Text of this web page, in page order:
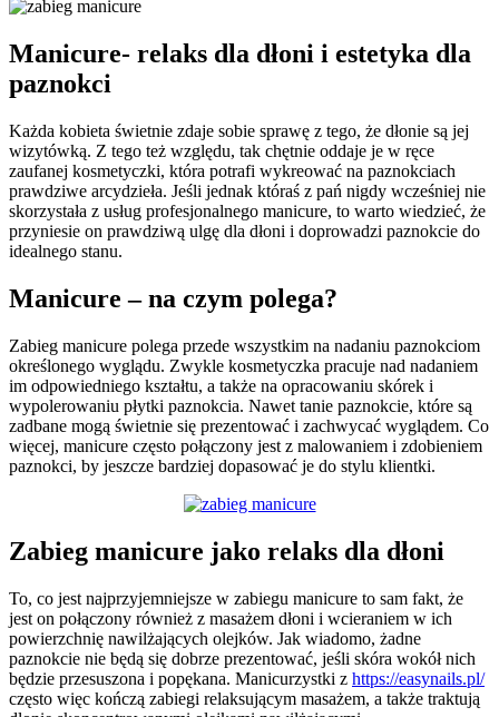
Manicure- relaks dla dłoni i estetyka dla
paznokci
Każda kobieta świetnie zdaje sobie sprawę z tego, że dłonie są jej
wizytówką. Z tego też względu, tak chętnie oddaje je w ręce
zaufanej kosmetyczki, która potrafi wykreować na paznokciach
prawdziwe arcydzieła. Jeśli jednak któraś z pań nigdy wcześniej nie
skorzystała z usług profesjonalnego manicure, to warto wiedzieć, że
przyniesie on prawdziwą ulgę dla dłoni i doprowadzi paznokcie do
idealnego stanu.
Manicure – na czym polega?
Zabieg manicure polega przede wszystkim na nadaniu paznokciom
określonego wyglądu. Zwykle kosmetyczka pracuje nad nadaniem
im odpowiedniego kształtu, a także na opracowaniu skórek i
wypolerowaniu płytki paznokcia. Nawet tanie paznokcie, które są
zadbane mogą świetnie się prezentować i zachwycać wyglądem. Co
więcej, manicure często połączony jest z malowaniem i zdobieniem
paznokci, by jeszcze bardziej dopasować je do stylu klientki.
Zabieg manicure jako relaks dla dłoni
To, co jest najprzyjemniejsze w zabiegu manicure to sam fakt, że
jest on połączony również z masażem dłoni i wcieraniem w ich
powierzchnię nawilżających olejków. Jak wiadomo, żadne
paznokcie nie będą się dobrze prezentować, jeśli skóra wokół nich
będzie przesuszona i popękana. Manicurzystki z https://easynails.pl/
często więc kończą zabiegi relaksującym masażem, a także traktują